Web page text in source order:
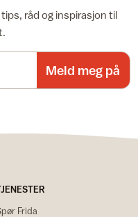
råd og inspirasjon til
Meld meg på
Frida